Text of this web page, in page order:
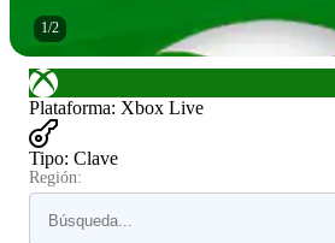
1/2
Plataforma: Xbox Live
Tipo: Clave
Región: